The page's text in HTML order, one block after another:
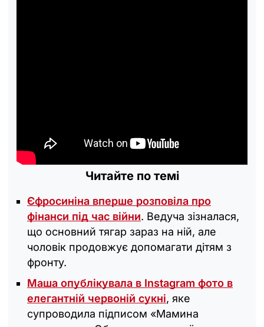
Читайте по темі
Єфросиніна вперше розповіла про
фінанси під час війни. Ведуча зізналася,
що основний тягар зараз на ній, але
чоловік продовжує допомагати дітям з
фронту.
Маша опублікувала в Instagram фото в
елегантній червоній сукні, яке
супроводила підписом «Мамина